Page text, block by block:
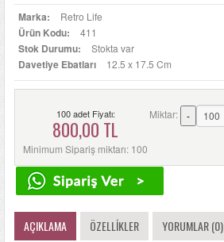
Marka: Retro Life
Ürün Kodu: 411
Stok Durumu: Stokta var
Davetiye Ebatları 12.5 x 17.5 Cm
100 adet Fiyatı:
800,00 TL
Minimum Sipariş miktarı: 100
Miktar:
AÇIKLAMA ÖZELLIKLER YORUMLAR (0)